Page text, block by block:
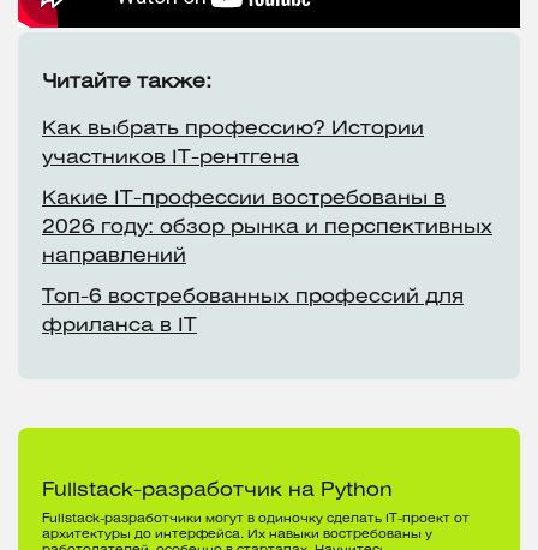
Читайте также:
Как выбрать профессию? Истории
участников IT-рентгена
Какие IT-профессии востребованы в
2026 году: обзор рынка и перспективных
направлений
Топ-6 востребованных профессий для
фриланса в IT
Fullstack-разработчик на Python
Fullstack-разработчики могут в одиночку сделать IT-проект от
архитектуры до интерфейса. Их навыки востребованы у